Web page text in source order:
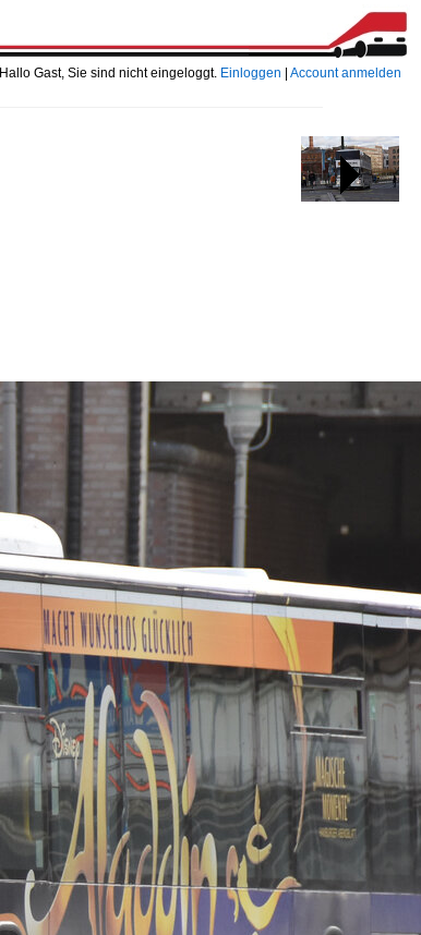
Hallo Gast, Sie sind nicht eingeloggt. Einloggen Account anmelden